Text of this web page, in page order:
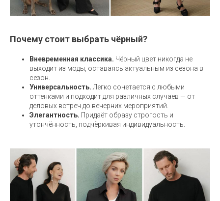
Почему стоит выбрать чёрный?
Вневременная классика. Чёрный цвет никогда не
выходит из моды, оставаясь актуальным из сезона в
сезон.
Универсальность. Легко сочетается с любыми
оттенками и подходит для различных случаев — от
деловых встреч до вечерних мероприятий.
Элегантность. Придаёт образу строгость и
утончённость, подчёркивая индивидуальность.